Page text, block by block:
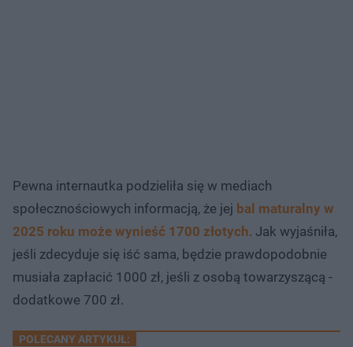
Pewna internautka podzieliła się w mediach
społecznościowych informacją, że jej bal maturalny w
2025 roku może wynieść 1700 złotych. Jak wyjaśniła,
jeśli zdecyduje się iść sama, będzie prawdopodobnie
musiała zapłacić 1000 zł, jeśli z osobą towarzyszącą -
dodatkowe 700 zł.
POLECANY ARTYKUŁ: